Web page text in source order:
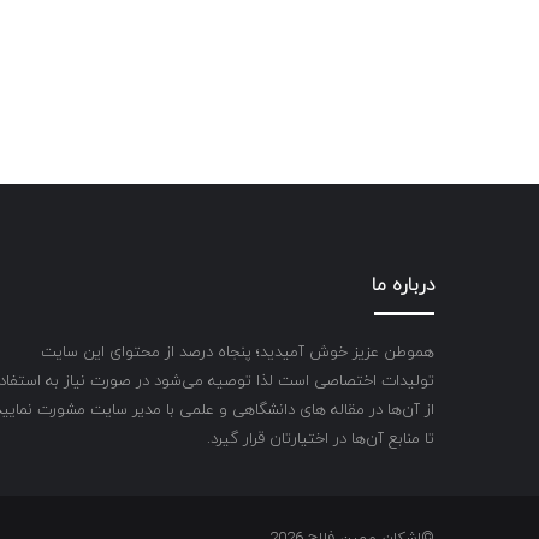
درباره ما
هموطن عزیز خوش آمیدید؛ پنجاه درصد از محتوای این سایت
تولیدات اختصاصی است لذا توصیه می‌شود در صورت نیاز به
از آن‌ها در مقاله های دانشگاهی و علمی با مدیر سایت مشورت
تا منابع آن‌ها در اختیارتان قرار گیرد.